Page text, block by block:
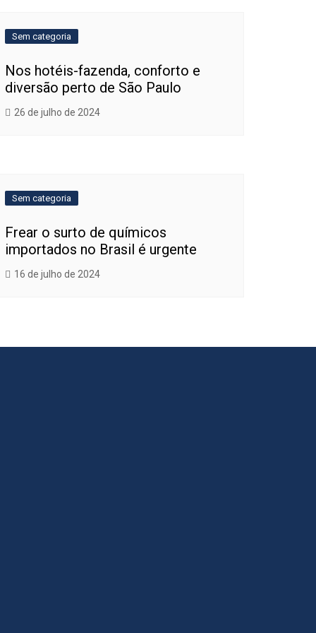
Sem categoria
Nos hotéis-fazenda, conforto e
diversão perto de São Paulo
26 de julho de 2024
Sem categoria
Frear o surto de químicos
importados no Brasil é urgente
16 de julho de 2024